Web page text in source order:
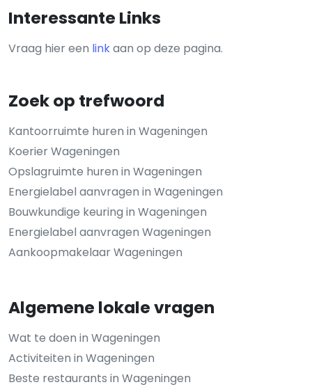
Interessante Links
Vraag hier een linkaan op deze pagina.
Zoek op trefwoord
Kantoorruimte huren in Wageningen
Koerier Wageningen
Opslagruimte huren in Wageningen
Energielabel aanvragen in Wageningen
Bouwkundige keuring in Wageningen
Energielabel aanvragen Wageningen
Aankoopmakelaar Wageningen
Algemene lokale vragen
Wat te doen in Wageningen
Activiteiten in Wageningen
Beste restaurants in Wageningen